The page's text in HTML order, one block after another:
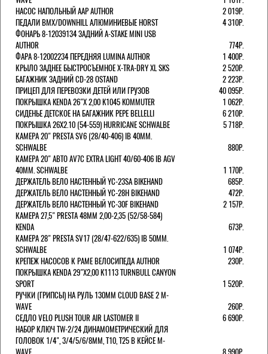
НАСОС НАПОЛЬНЫЙ AAP AUTHOR
2 019Р.
ПЕДАЛИ BMX/DOWNHILL АЛЮМИНИЕВЫЕ HORST
4 310Р.
ФОНАРЬ 8-12039134 ЗАДНИЙ A-STAKE MINI USB
AUTHOR
774Р.
ФАРА 8-12002234 ПЕРЕДНЯЯ LUMINA AUTHOR
1 400Р.
КРЫЛО ЗАДНЕЕ БЫСТРОСЪЕМНОЕ X-TRA-DRY XL SKS
2 520Р.
БАГАЖНИК ЗАДНИЙ CD-28 OSTAND
2 223Р.
ПРИЦЕП ДЛЯ ПЕРЕВОЗКИ ДЕТЕЙ ИЛИ ГРУЗОВ
40 095Р.
ПОКРЫШКА KENDA 26"Х 2,00 K1045 KOMMUTER
1 062Р.
СИДЕНЬЕ ДЕТСКОЕ НА БАГАЖНИК PEPE BELLELLI
6 210Р.
ПОКРЫШКА 26X2.10 (54-559) HURRICANE SCHWALBE
5 718Р.
КАМЕРА 20" PRESTA SV6 (28/40-406) IB 40MM.
SCHWALBE
880Р.
КАМЕРА 20" АВТО AV7C EXTRA LIGHT 40/60-406 IB AGV
40MM. SCHWALBE
1 170Р.
ДЕРЖАТЕЛЬ ВЕЛО НАСТЕННЫЙ YC-23SA BIKEHAND
685Р.
ДЕРЖАТЕЛЬ ВЕЛО НАСТЕННЫЙ YC-28H BIKEHAND
472Р.
ДЕРЖАТЕЛЬ ВЕЛО НАСТЕННЫЙ YC-30F BIKEHAND
2 157Р.
КАМЕРА 27,5" PRESTA 48ММ 2,00-2,35 (52/58-584)
KENDA
673Р.
КАМЕРА 28" PRESTA SV17 (28/47-622/635) IB 50MM.
SCHWALBE
1 074Р.
КРЕПЕЖ НАСОСОВ К РАМЕ ВЕЛОСИПЕДА AUTHOR
230Р.
ПОКРЫШКА KENDA 29"Х2,00 K1113 TURNBULL CANYON
SPORT
1 520Р.
РУЧКИ (ГРИПСЫ) НА РУЛЬ 130ММ CLOUD BASE 2 M-
WAVE
260Р.
СЕДЛО VELO PLUSH TOUR AIR LASTOMER II
6 690Р.
НАБОР КЛЮЧ TW-2/24 ДИНАМОМЕТРИЧЕСКИЙ ДЛЯ
ГОЛОВОК 1/4", 3/4/5/6/8ММ, T10, T25 В КЕЙСЕ M-
WAVE
8 990Р.